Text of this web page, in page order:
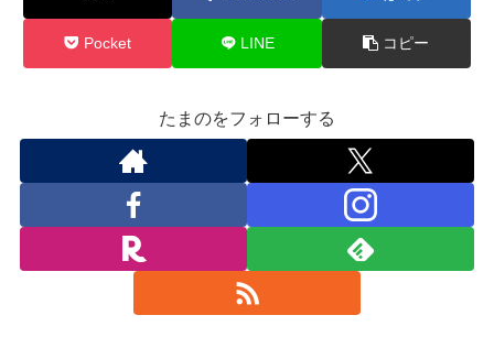
Pocket LINE コピー
たまのをフォローする